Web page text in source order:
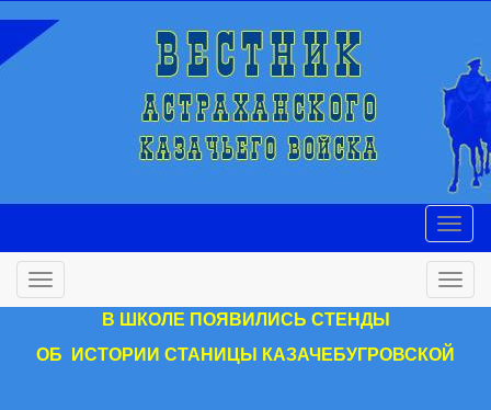
В ШКОЛЕ ПОЯВИЛИСЬ СТЕНДЫ
ОБ ИСТОРИИ СТАНИЦЫ КАЗАЧЕБУГРОВСКОЙ